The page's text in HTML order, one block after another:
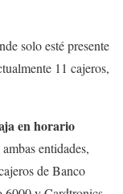
solo esté presente
11 cajeros,
en horario
entidades,
de Banco